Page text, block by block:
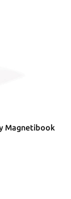
Magnetibook